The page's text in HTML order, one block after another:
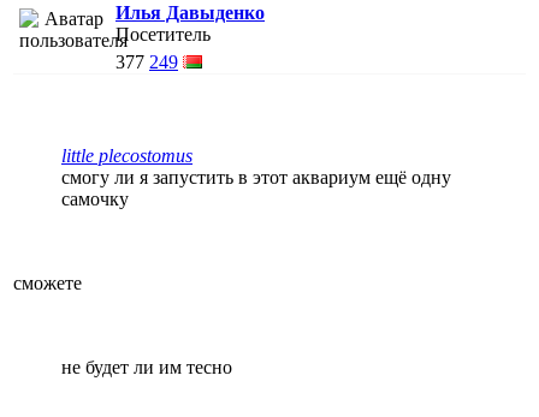
Илья Давыденко
Посетитель
377 249
little plecostomus
смогу ли я запустить в этот аквариум ещё одну
самочку
сможете
не будет ли им тесно